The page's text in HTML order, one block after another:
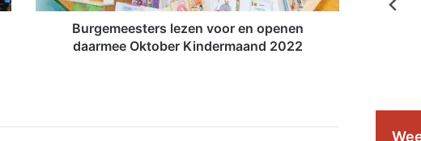
s
z
Burgemeesters lezen voor en openen
daarmee Oktober Kindermaand 2022